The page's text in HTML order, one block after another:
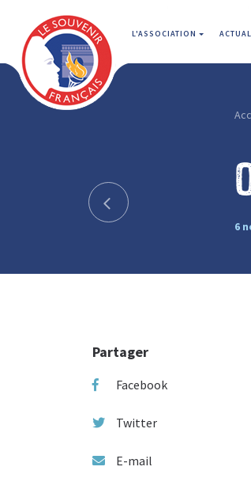
L'ASSOCIATION
6
Partager
Facebook
Twitter
E-mail